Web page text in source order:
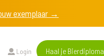
exemplaar →
Login Haal je Bierdiploma